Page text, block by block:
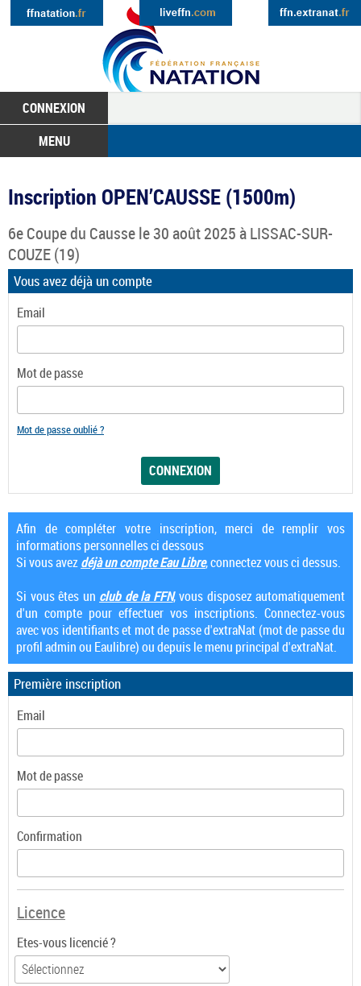
CONNEXION
MENU
Inscription OPEN’CAUSSE (1500m)
6e Coupe du Caussele 30 août 2025 àLISSAC-SUR-
COUZE(19)
Vous avez déjà un compte
Email
Mot de passe
Mot de passe oublié ?
Afin de compléter votre inscription, merci de remplir vos
informations personnelles ci dessous
Si vous avezdéjà un compte Eau Libre, connectez vous ci dessus.
Si vous êtes un club de la FFN, vous disposez automatiquement
d'un compte pour effectuer vos inscriptions. Connectez-vous
avec vos identifiants et mot de passe d'extraNat (mot de passe du
profil admin ou Eaulibre) ou depuis le menu principal d'extraNat.
Première inscription
Email
Mot de passe
Confirmation
Licence
Etes-vous licencié ?